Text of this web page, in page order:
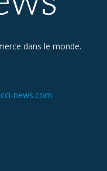
dans le monde.
news.com